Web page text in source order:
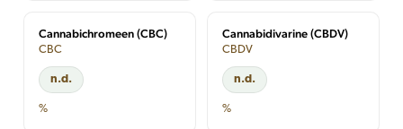
Cannabichromeen (CBC)
CBC
n.d.
%
Cannabidivarine (CBDV)
CBDV
n.d.
%